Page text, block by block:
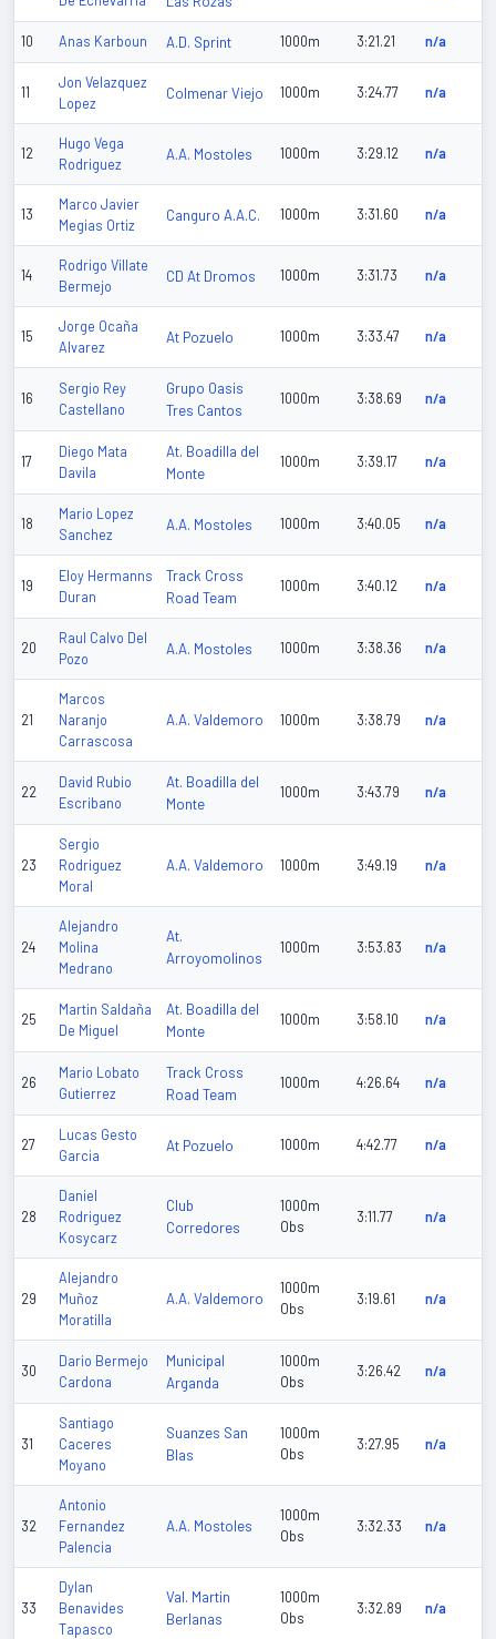
10 Anas Karboun A.D. Sprint 1000m 3:21.21 n/a
11
Jon Velazquez
Lopez
Colmenar Viejo 1000m 3:24.77 n/a
12
Hugo Vega
Rodriguez
A.A. Mostoles 1000m 3:29.12 n/a
13
Marco Javier
Megias Ortiz
Canguro A.A.C. 1000m 3:31.60 n/a
14
Rodrigo Villate
Bermejo
CD At Dromos 1000m 3:31.73 n/a
15
Jorge Ocaña
Alvarez
At Pozuelo 1000m 3:33.47 n/a
16
Sergio Rey
Castellano
Grupo Oasis
Tres Cantos
1000m 3:38.69 n/a
17
Diego Mata
Davila
At. Boadilla del
Monte
1000m 3:39.17 n/a
18
Mario Lopez
Sanchez
A.A. Mostoles 1000m 3:40.05 n/a
19
Eloy Hermanns
Duran
Track Cross
Road Team
1000m 3:40.12 n/a
20
Raul Calvo Del
Pozo
A.A. Mostoles 1000m 3:38.36 n/a
21
Marcos
Naranjo
Carrascosa
A.A. Valdemoro 1000m 3:38.79 n/a
22
David Rubio
Escribano
At. Boadilla del
Monte
1000m 3:43.79 n/a
23
Sergio
Rodriguez
Moral
A.A. Valdemoro 1000m 3:49.19 n/a
24
Alejandro
Molina
Medrano
At.
Arroyomolinos
1000m 3:53.83 n/a
25
Martin Saldaña
De Miguel
At. Boadilla del
Monte
1000m 3:58.10 n/a
26
Mario Lobato
Gutierrez
Track Cross
Road Team
1000m 4:26.64 n/a
27
Lucas Gesto
Garcia
At Pozuelo 1000m 4:42.77 n/a
28
Daniel
Rodriguez
Kosycarz
Club
Corredores
1000m
Obs
3:11.77 n/a
29
Alejandro
Muñoz
Moratilla
A.A. Valdemoro
1000m
Obs
3:19.61 n/a
30
Dario Bermejo
Cardona
Municipal
Arganda
1000m
Obs
3:26.42 n/a
31
Santiago
Caceres
Moyano
Suanzes San
Blas
1000m
Obs
3:27.95 n/a
32
Antonio
Fernandez
Palencia
A.A. Mostoles
1000m
Obs
3:32.33 n/a
33
Dylan
Benavides
Tapasco
Val. Martin
Berlanas
1000m
Obs
3:32.89 n/a